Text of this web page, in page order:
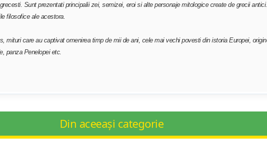
Sunt prezentati principalii zei, semizei, eroi si alte personaje mitologice create de grecii
filosofice ale acestora.
mituri care au captivat omenirea timp de mii de ani, cele mai vechi povesti din istoria Europei,
panza Penelopei etc.
Din aceeași categorie